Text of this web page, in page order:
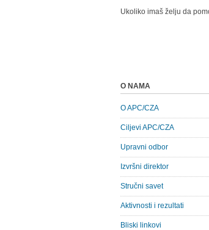
Ukoliko imaš želju da
O NAMA
O APC/CZA
Ciljevi APC/CZA
Upravni odbor
Izvršni direktor
Stručni savet
Aktivnosti i rezultati
Bliski linkovi